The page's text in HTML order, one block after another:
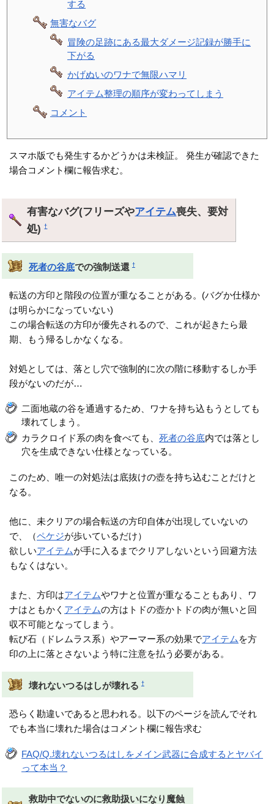
する
無害なバグ
冒険の足跡にある最大ダメージ記録が勝手に
下がる
かげぬいのワナで無限ハマリ
アイテム整理の順序が変わってしまう
コメント
スマホ版でも発生するかどうかは未検証。 発生が確認できた
場合コメント欄に報告求む。
有害なバグ(フリーズやアイテム喪失、要対
処)†
死者の谷底での強制送還 †
転送の方印と階段の位置が重なることがある。(バグか仕様か
は明らかになっていない)
この場合転送の方印が優先されるので、これが起きたら最
期、もう帰るしかなくなる。
対処としては、落とし穴で強制的に次の階に移動するしか手
段がないのだが…
二面地蔵の谷を通過するため、ワナを持ち込もうとしても
壊れてしまう。
カラクロイド系の肉を食べても、死者の谷底内では落とし
穴を生成できない仕様となっている。
このため、唯一の対処法は底抜けの壺を持ち込むことだけと
なる。
他に、未クリアの場合転送の方印自体が出現していないの
で、（ペケジが歩いているだけ）
欲しいアイテムが手に入るまでクリアしないという回避方法
もなくはない。
また、方印はアイテムやワナと位置が重なることもあり、ワ
ナはともかく アイテムの方はトドの壺かトドの肉が無いと回
収不可能となってしまう。
転び石（ドレムラス系）やアーマー系の効果でアイテム を方
印の上に落とさないよう特に注意を払う必要がある。
壊れないつるはしが壊れる †
恐らく勘違いであると思われる。以下のページを読んでそれ
でも本当に壊れた場合はコメント欄に報告求む
FAQ/Q.壊れないつるはしをメイン武器に合成するとヤバイ
って本当？
救助中でないのに救助扱いになり魔蝕